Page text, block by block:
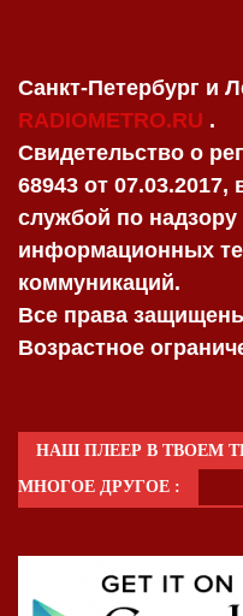
Санкт-Петербург и
RADIOMETRO.RU .
Свидетельство о
68943 от
службой по
информационных
коммуникаций.
Все права
Возрастное
НАШ ПЛЕЕР В ТВОЕМ
МНОГОЕ ДРУГОЕ :